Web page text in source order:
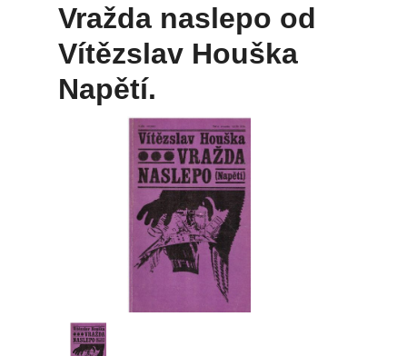
Vražda naslepo od
Vítězslav Houška
Napětí.